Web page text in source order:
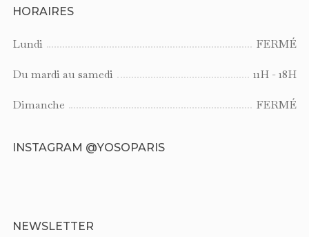
HORAIRES
Lundi FERMÉ
Du mardi au samedi 11H - 18H
Dimanche FERMÉ
INSTAGRAM @YOSOPARIS
NEWSLETTER